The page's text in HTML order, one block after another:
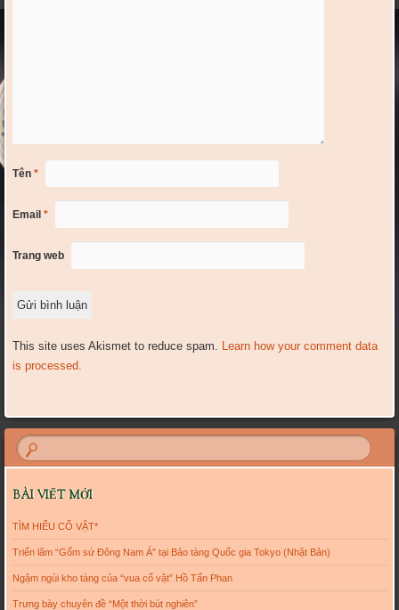
Tên *
Email *
Trang web
This site uses Akismet to reduce spam.
Learn how your comment data
is processed.
BÀI VIẾT MỚI
TÌM HIỂU CỔ VẬT*
Triển lãm “Gốm sứ Đông Nam Á” tại Bảo tàng Quốc gia Tokyo (Nhật Bản)
Ngậm ngùi kho tàng của “vua cổ vật” Hồ Tấn Phan
Trưng bày chuyên đề “Một thời bút nghiên”